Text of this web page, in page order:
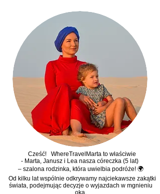
O MNIE
Cześć! WhereTravelMarta to właściwie
- Marta, Janusz i Lea nasza córeczka (5 lat)
– szalona rodzinka, która uwielbia podróże! 🌍